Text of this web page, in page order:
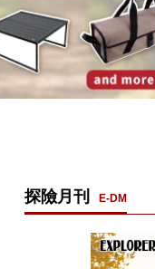
探險月刊 E-DM